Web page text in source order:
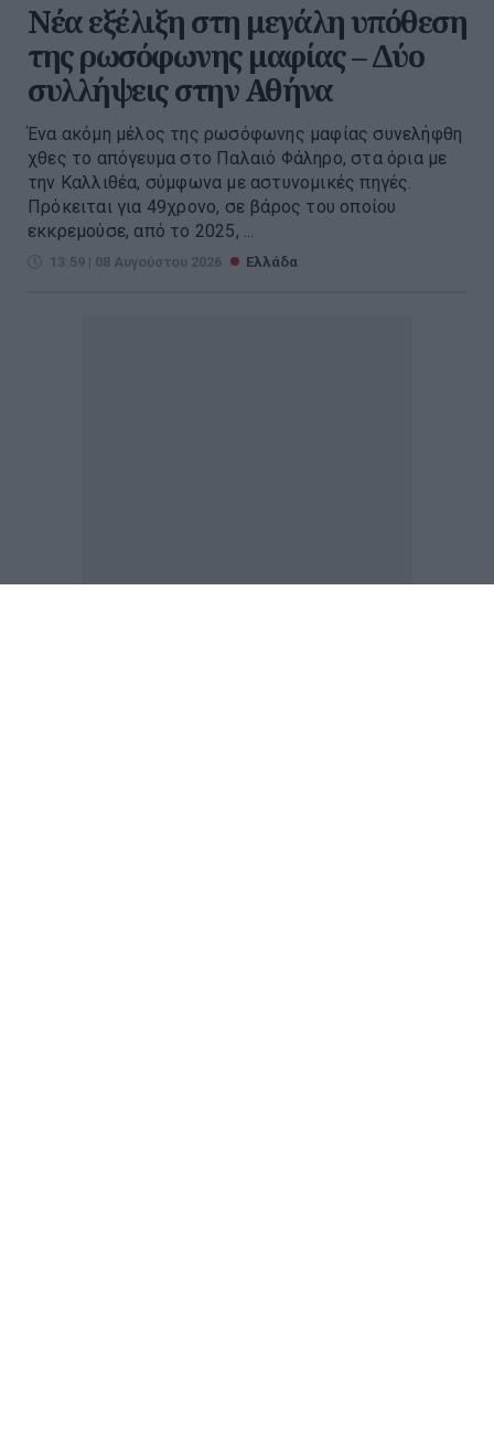
Νέα εξέλιξη στη μεγάλη υπόθεση
της ρωσόφωνης μαφίας – Δύο
συλλήψεις στην Αθήνα
Ένα ακόμη μέλος της ρωσόφωνης μαφίας συνελήφθη
χθες το απόγευμα στο Παλαιό Φάληρο, στα όρια με
την Καλλιθέα, σύμφωνα με αστυνομικές πηγές.
Πρόκειται για 49χρονο, σε βάρος του οποίου
εκκρεμούσε, από το 2025, ...
13:59 | 08 Αυγούστου 2026 Ελλάδα